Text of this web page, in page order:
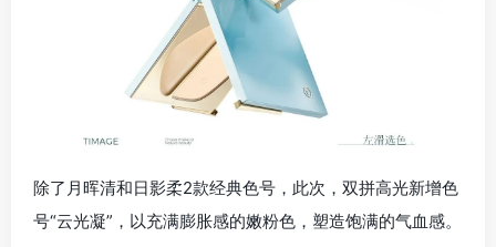
除了月晖清和日影柔2款经典色号，此次，双拼高光新增色
号“云光凝”，以充满膨胀感的嫩粉色，塑造饱满的气血感。